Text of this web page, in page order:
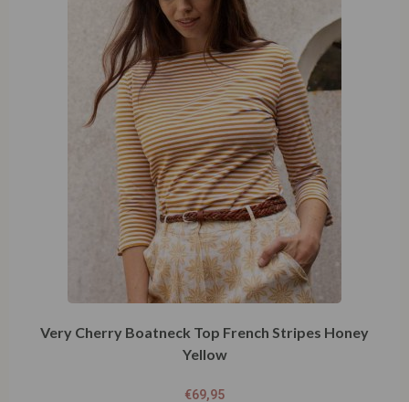
Very Cherry Boatneck Top French Stripes Honey
Yellow
€69,95